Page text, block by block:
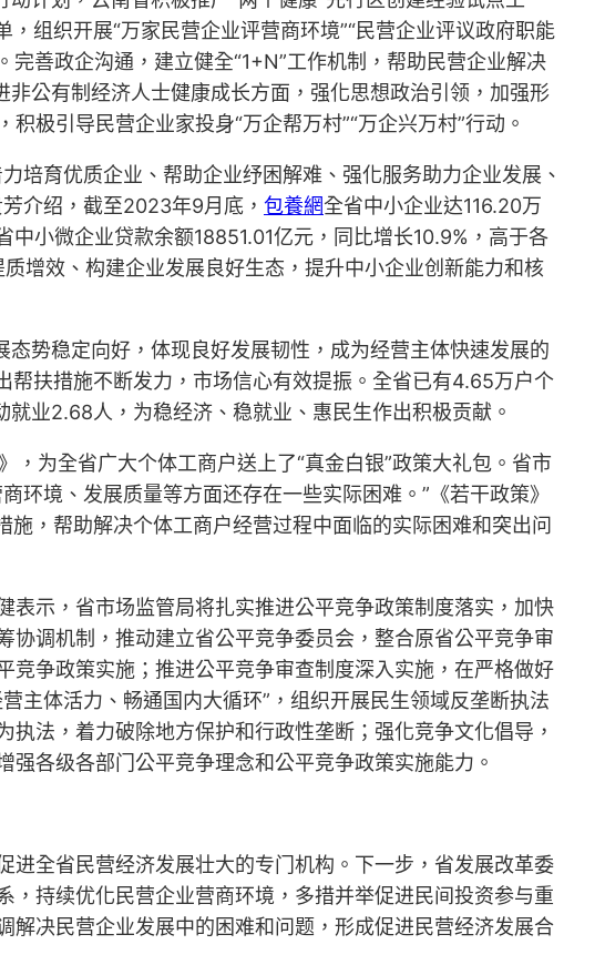
组织开展“万家民营企业评营商环境”“民营企业评议政府职能
完善政企沟通，建立健全“1+N”工作机制，帮助民营企业解决
公有制经济人士健康成长方面，强化思想政治引领，加强形
极引导民营企业家投身“万企帮万村”“万企兴万村”行动。
培育优质企业、帮助企业纾困解难、强化服务助力企业发展、
介绍，截至2023年9月底， 包養網全省中小企业达116.20万
小微企业贷款余额18851.01亿元，同比增长10.9%，高于各
增效、构建企业发展良好生态，提升中小企业创新能力和核
势稳定向好，体现良好发展韧性，成为经营主体快速发展的
扶措施不断发力，市场信心有效提振。全省已有4.65万户个
业2.68人，为稳经济、稳就业、惠民生作出积极贡献。
为全省广大个体工商户送上了“真金白银”政策大礼包。省市
境、发展质量等方面还存在一些实际困难。”《若干政策》
，帮助解决个体工商户经营过程中面临的实际困难和突出问
表示，省市场监管局将扎实推进公平竞争政策制度落实，加快
调机制，推动建立省公平竞争委员会，整合原省公平竞争审
争政策实施；推进公平竞争审查制度深入实施，在严格做好
主体活力、畅通国内大循环”，组织开展民生领域反垄断执法
法，着力破除地方保护和行政性垄断；强化竞争文化倡导，
各级各部门公平竞争理念和公平竞争政策实施能力。
全省民营经济发展壮大的专门机构。下一步，省发展改革委
持续优化民营企业营商环境，多措并举促进民间投资参与重
决民营企业发展中的困难和问题，形成促进民营经济发展合